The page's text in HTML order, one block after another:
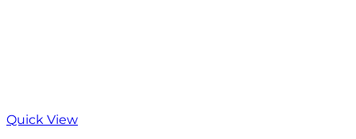
Quick View